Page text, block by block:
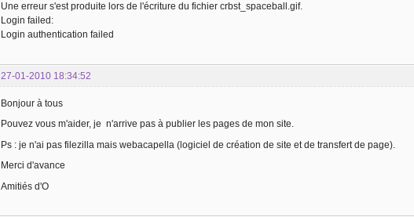
Une erreur s'est produite lors de l'écriture du fichier crbst_spaceball.gif.
Login failed:
Login authentication failed
27-01-2010 18:34:52
Bonjour à tous
Pouvez vous m'aider, je n'arrive pas à publier les pages de mon site.
Ps : je n'ai pas filezilla mais webacapella (logiciel de création de site et de transfert de page).
Merci d'avance
Amitiés d'O